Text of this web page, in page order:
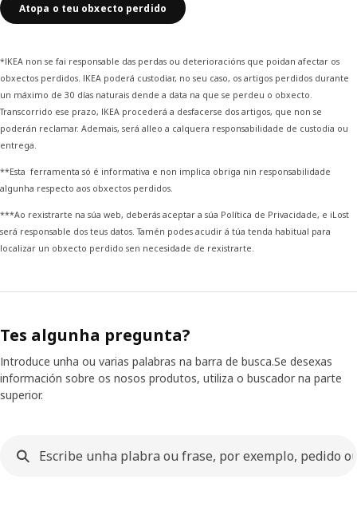
Atopa o teu obxecto perdido
*IKEA non se fai responsable das perdas ou deterioracións que poidan afectar os
obxectos perdidos. IKEA poderá custodiar, no seu caso, os artigos perdidos durante
un máximo de 30 días naturais dende a data na que se perdeu o obxecto.
Transcorrido ese prazo, IKEA procederá a desfacerse dos artigos, que non se
poderán reclamar. Ademais, será alleo a calquera responsabilidade de custodia ou
entrega.
**Esta ferramenta só é informativa e non implica obriga nin responsabilidade
algunha respecto aos obxectos perdidos.
***Ao rexistrarte na súa web, deberás aceptar a súa Política de Privacidade, e iLost
será responsable dos teus datos. Tamén podes acudir á túa tenda habitual para
localizar un obxecto perdido sen necesidade de rexistrarte.
Tes algunha pregunta?
Introduce unha ou varias palabras na barra de busca.​Se desexas
información sobre os nosos produtos, utiliza o buscador na parte
superior.